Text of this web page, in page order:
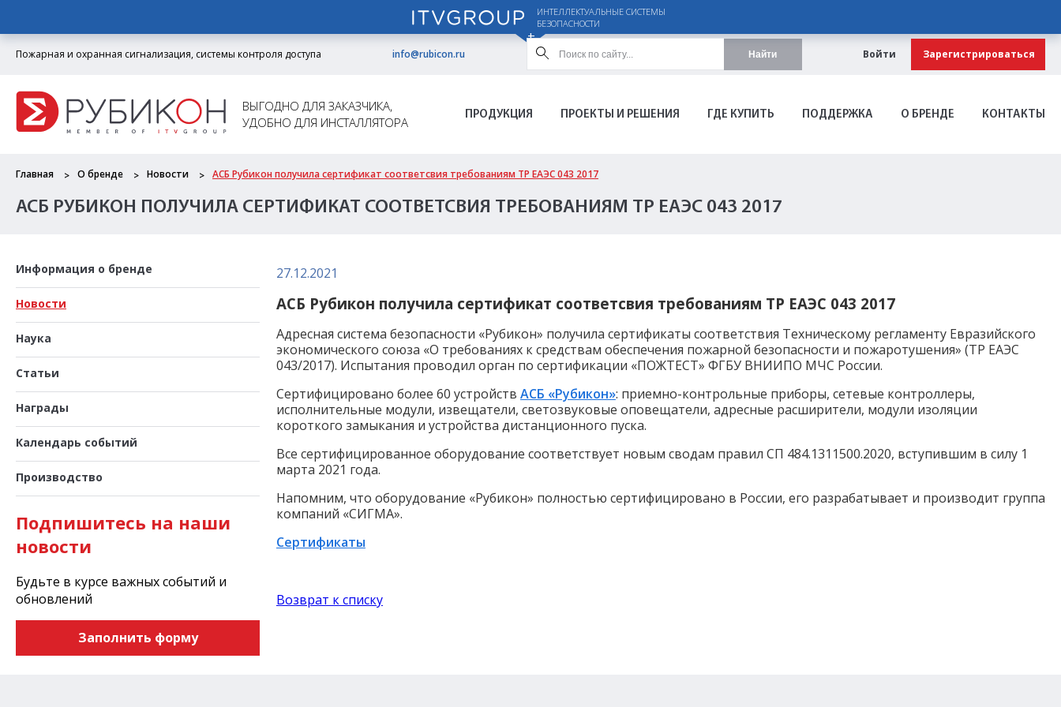
ИНТЕЛЛЕКТУАЛЬНЫЕ СИСТЕМЫ
БЕЗОПАСНОСТИ
Пожарная и охранная сигнализация, системы контроля доступа info@rubicon.ru Найти Войти Зарегистрироваться
ВЫГОДНО ДЛЯ ЗАКАЗЧИКА,
УДОБНО ДЛЯ ИНСТАЛЛЯТОРА
ПРОДУКЦИЯ ПРОЕКТЫ И РЕШЕНИЯ ГДЕ КУПИТЬ ПОДДЕРЖКА О БРЕНДЕ КОНТАКТЫ
Главная О бренде Новости АСБ Рубикон получила сертификат соответсвия требованиям ТР ЕАЭС 043 2017
АСБ РУБИКОН ПОЛУЧИЛА СЕРТИФИКАТ СООТВЕТСВИЯ ТРЕБОВАНИЯМ ТР ЕАЭС 043 2017
Информация о бренде
Новости
Наука
Статьи
Награды
Календарь событий
Производство
Подпишитесь на наши
новости
Будьте в курсе важных событий и
обновлений
Заполнить форму
27.12.2021
АСБ Рубикон получила сертификат соответсвия требованиям ТР ЕАЭС 043 2017
Адресная система безопасности «Рубикон» получила сертификаты соответствия Техническому регламенту Евразийского
экономического союза «О требованиях к средствам обеспечения пожарной безопасности и пожаротушения» (ТР ЕАЭС
043/2017). Испытания проводил орган по сертификации «ПОЖТЕСТ» ФГБУ ВНИИПО МЧС России.
Сертифицировано более 60 устройств АСБ «Рубикон»: приемно-контрольные приборы, сетевые контроллеры,
исполнительные модули, извещатели, светозвуковые оповещатели, адресные расширители, модули изоляции
короткого замыкания и устройства дистанционного пуска.
Все сертифицированное оборудование соответствует новым сводам правил СП 484.1311500.2020, вступившим в силу 1
марта 2021 года.
Напомним, что оборудование «Рубикон» полностью сертифицировано в России, его разрабатывает и производит группа
компаний «СИГМА».
Сертификаты
Возврат к списку